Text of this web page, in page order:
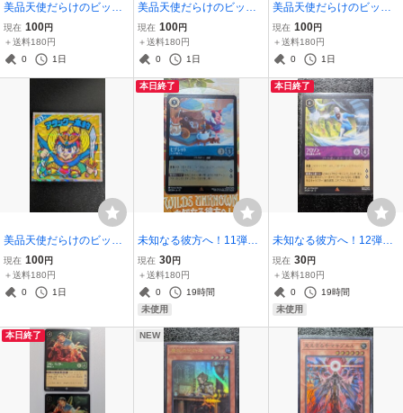
美品天使だらけのビック
リマン◆吉福KI総選挙40
位復刻◆ロッテLOTTE悪
魔VS天使シールヘッドB
現在 100円
＋送料180円
0
1日
美品天使だらけのビック
リマン◆バロン・牛若総
選挙52位復刻◆ロッテLO
TTE悪魔VS天使シールヘ
サリーセレクション
現在 100円
＋送料180円
0
1日
美品天使だらけのビック
リマン◆聖Gフッド総選挙
31位復刻◆ロッテLOTTE
悪魔VS天使シールヘッド
ーセレクションルーツ
現在 100円
＋送料180円
0
1日
美品天使だらけのビック
リマン◆アタック一本釣
総選挙37位復刻◆ロッテL
OTTE悪魔VS天使シール
現在 100円
＋送料180円
0
1日
本日終了
未知なる彼方へ！11弾◆
ピグレット147/204 JA11
ココア屋さん◆レアRホイ
ルFoilディズニーDisney
ロルカナLorcanaタカラト
現在 30円
＋送料180円
0
19時間
未使用
本日終了
未知なる彼方へ！12弾◆
フロゾン氷も滴るいい男5
9/204 JA12◆レアRスト
ーリーボーンスーパーヒ
ーロー ディズニー ロルカ
現在 30円
＋送料180円
0
19時間
未使用
本日終了 NEW